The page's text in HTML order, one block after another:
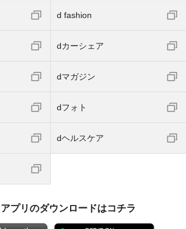
d fashion
dカーシェア
dマガジン
dフォト
dヘルスケア
プリのダウンロードはコチラ